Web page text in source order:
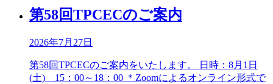
第58回TPCECのご案内
2026年7月27日
第58回TPCECのご案内をいたします。 日時：8月1日
(土) 15：00～18：00 ＊Zoomによるオンライン形式で